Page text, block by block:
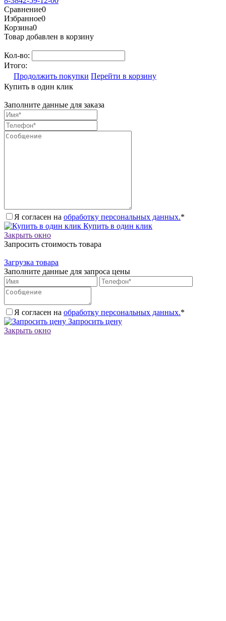
Сравнение0
Избранное0
Корзина0
Товар добавлен в корзину
Кол-во:
Итого:
Продолжить покупки Перейти в корзину
Купить в один клик
Заполните данные для заказа
Я согласен на обработку персональных данных.*
Купить в один клик
Закрыть окно
Запросить стоимость товара
Загрузка товара
Заполните данные для запроса цены
Я согласен на обработку персональных данных.*
Запросить цену
Закрыть окно